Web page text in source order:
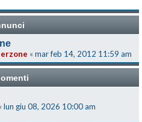
« mar feb 14, 2012 11:59 am
lun giu 08, 2026 10:00 am